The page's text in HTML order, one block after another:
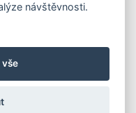
návštěvnosti.
vše